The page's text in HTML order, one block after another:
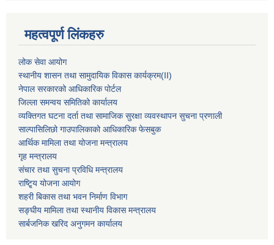
महत्वपूर्ण लिंकहरु
लोक सेवा आयोग
स्थानीय शासन तथा सामुदायिक विकास कार्यक्रम(II)
नेपाल सरकारको आधिकारिक पोर्टल
जिल्ला समन्वय समितिको कार्यालय
व्यक्तिगत घटना दर्ता तथा सामाजिक सुरक्षा व्यवस्थापन सुचना प्रणाली
साल्पासिलिछो गाउपालिकाको आधिकारिक फेसबुक
आर्थिक मामिला तथा योजना मन्त्रालय
गृह मन्त्रालय
संचार तथा सुचना प्रविधि मन्त्रालय
राष्टि्ृय योजना आयोग
शहरी बिकास तथा भवन निर्माण विभाग
सङ्घीय मामिला तथा स्थानीय विकास मन्त्रालय
सार्बजनिक खरिद अनुगमन कार्यालय